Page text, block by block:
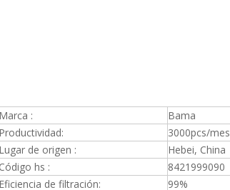
Marca :
Bama
Productividad:
3000pcs/mes
Lugar de origen :
Hebei, China
Código hs :
8421999090
Eficiencia de filtración: 99%